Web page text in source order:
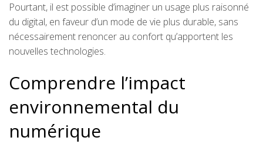
Pourtant, il est possible d’imaginer un usage plus raisonné
du digital, en faveur d’un mode de vie plus durable, sans
nécessairement renoncer au confort qu’apportent les
nouvelles technologies.
Comprendre l’impact
environnemental du
numérique